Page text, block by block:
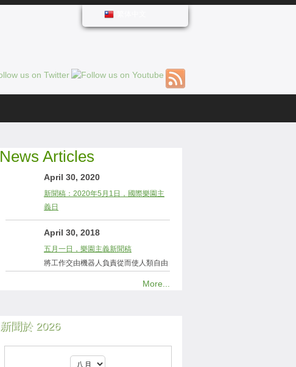
News Articles
April 30, 2020
新聞稿：2020年5月1日，國際樂園主
義日
April 30, 2018
五月一日，樂園主義新聞稿
將工作交由機器人負責從而使人類自由
More...
新聞於 2026